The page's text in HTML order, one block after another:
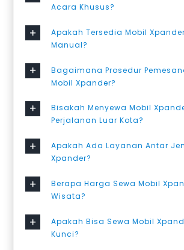
Acara Khusus?
Apakah Tersedia Mobil
Manual?
Bagaimana Prosedur
Mobil Xpander?
Bisakah Menyewa Mobil
Perjalanan Luar Kota?
Apakah Ada Layanan Antar
Xpander?
Berapa Harga Sewa Mobil
Wisata?
Apakah Bisa Sewa Mobil
Kunci?